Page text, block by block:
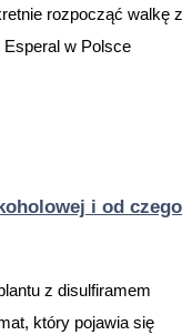
rozpocząć walkę z
w Polsce
i od czego
z disulfiramem
który pojawia się